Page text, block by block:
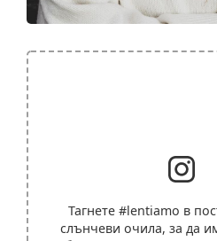
Тагнете #lentiamo в
слънчеви очила, за да